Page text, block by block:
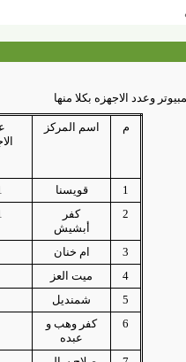
وعدد الاجهزه بكلا منها
م اسم المركز
1 قويسنا
2
كفر
أبشيش
3 ام خنان
4
ميت العز
5
شمنديل
6
كفر وهب و
عبده